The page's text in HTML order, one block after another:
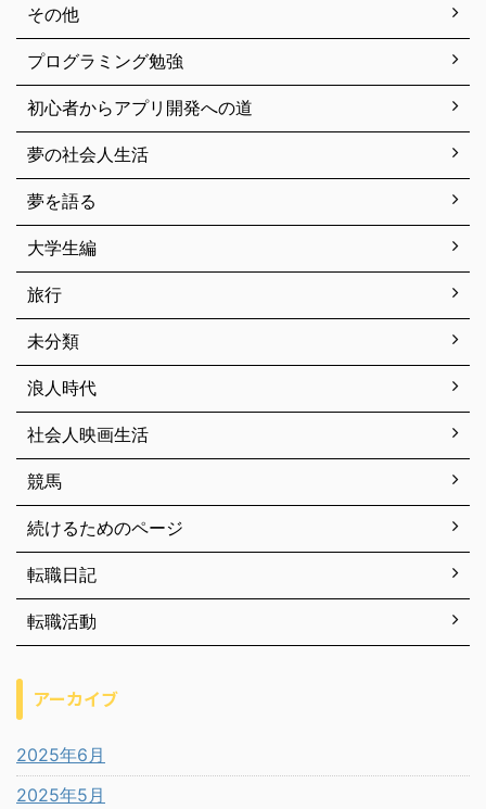
その他
プログラミング勉強
初心者からアプリ開発への道
夢の社会人生活
夢を語る
大学生編
旅行
未分類
浪人時代
社会人映画生活
競馬
続けるためのページ
転職日記
転職活動
アーカイブ
2025年6月
2025年5月